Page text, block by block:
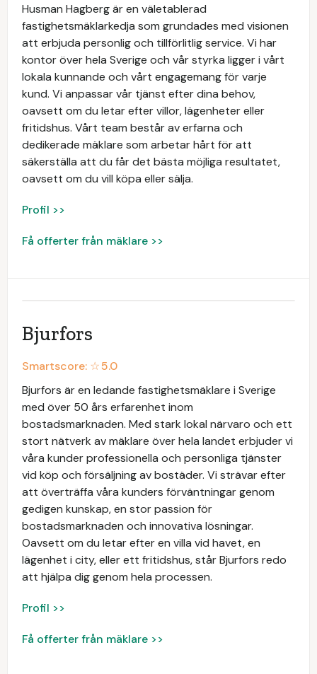
Husman Hagberg är en väletablerad
fastighetsmäklarkedja som grundades med visionen
att erbjuda personlig och tillförlitlig service. Vi har
kontor över hela Sverige och vår styrka ligger i vårt
lokala kunnande och vårt engagemang för varje
kund. Vi anpassar vår tjänst efter dina behov,
oavsett om du letar efter villor, lägenheter eller
fritidshus. Vårt team består av erfarna och
dedikerade mäklare som arbetar hårt för att
säkerställa att du får det bästa möjliga resultatet,
oavsett om du vill köpa eller sälja.
Profil >>
Få offerter från mäklare >>
Bjurfors
Smartscore: ☆5.0
Bjurfors är en ledande fastighetsmäklare i Sverige
med över 50 års erfarenhet inom
bostadsmarknaden. Med stark lokal närvaro och ett
stort nätverk av mäklare över hela landet erbjuder vi
våra kunder professionella och personliga tjänster
vid köp och försäljning av bostäder. Vi strävar efter
att överträffa våra kunders förväntningar genom
gedigen kunskap, en stor passion för
bostadsmarknaden och innovativa lösningar.
Oavsett om du letar efter en villa vid havet, en
lägenhet i city, eller ett fritidshus, står Bjurfors redo
att hjälpa dig genom hela processen.
Profil >>
Få offerter från mäklare >>